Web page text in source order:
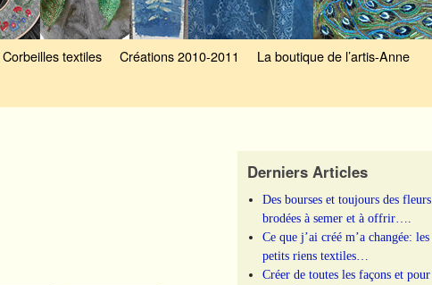
Corbeilles textiles Créations 2010-2011 La boutique de l’artis-Anne
Derniers Articles
Des bourses et toujours des fleurs
brodées à semer et à offrir….
Ce que j’ai créé m’a changée: les
petits riens textiles…
Créer de toutes les façons et pour